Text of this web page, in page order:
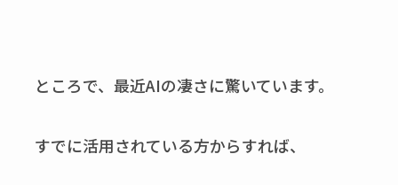
ところで、最近AIの凄さに驚いています。
すでに活用されている方からすれば、